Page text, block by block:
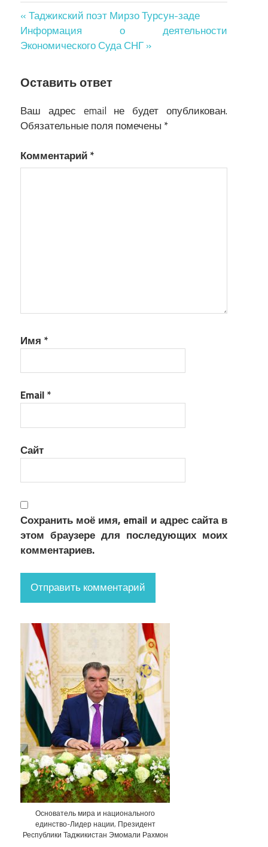
Навигация
по
« Таджикский поэт Мирзо Турсун-заде
Информация о деятельности
Экономического Суда СНГ »
Оставить ответ
Ваш адрес email не будет опубликован.
Обязательные поля помечены *
Комментарий*
Имя *
Email*
Сайт
Сохранить моё имя, email и адрес сайта в
этом браузере для последующих моих
комментариев.
Основатель мира и национального
единство-Лидер нации, Президент
Республики Таджикистан Эмомали Рахмон